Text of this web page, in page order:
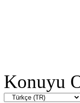
Konuyu